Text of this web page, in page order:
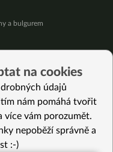
a bulgurem
na cookies
údajů
nám pomáhá tvořit
více vám porozumět.
nepoběží správně a
:-)